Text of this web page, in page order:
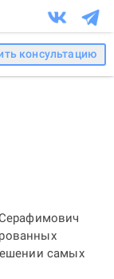
консультацию
самых